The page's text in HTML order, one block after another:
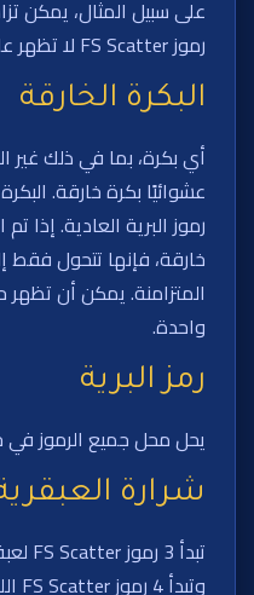
رموز FS Scatter لا تظهر على البكرات المتزامنة.
البكرة الخارقة
أي بكرة، بما في ذلك غير
عشوائيًا بكرة خارقة.
رموز البرية العادية. إذا
خارقة، فإنها تتحول فقط
واحدة.
رمز البرية
يحل محل جميع الرموز
شرارة